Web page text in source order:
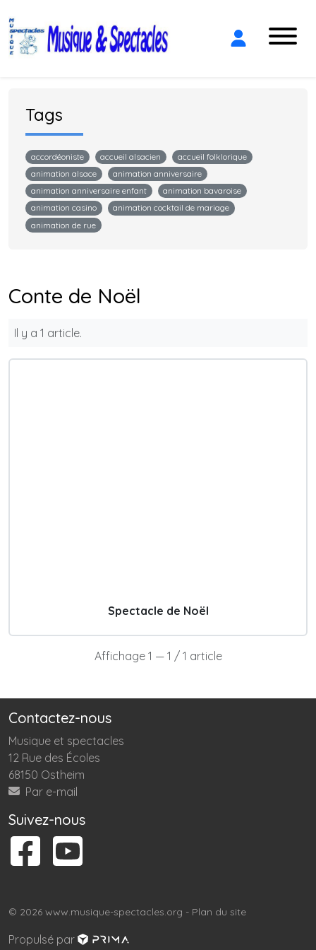
Conte de Noël
Il y a 1 article.
Spectacle de Noël
Affichage 1 — 1 / 1 article
Tags
accordéoniste accueil alsacien
accueil folklorique
animation alsace
animation anniversaire
animation anniversaire enfant
animation bavaroise
animation casino
animation cocktail de mariage
animation de rue
Contactez-nous
Musique et spectacles
12 Rue des Écoles
68150 Ostheim
Par e-mail
Suivez-nous
© 2026 www.musique-spectacles.org - Plan du site
Propulsé par